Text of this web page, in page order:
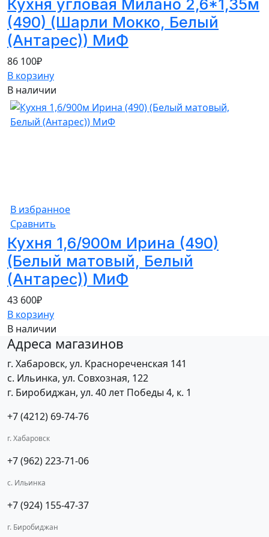
Кухня угловая Милано 2,6*1,35м
(490) (Шарли Мокко, Белый
(Антарес)) МиФ
86 100₽
В корзину
В наличии
В избранное
Сравнить
Кухня 1,6/900м Ирина (490)
(Белый матовый, Белый
(Антарес)) МиФ
43 600₽
В корзину
В наличии
Адреса магазинов
г. Хабаровск, ул. Краснореченская 141
с. Ильинка, ул. Совхозная, 122
г. Биробиджан, ул. 40 лет Победы 4, к. 1
+7 (4212) 69-74-76
г. Хабаровск
+7 (962) 223-71-06
с. Ильинка
+7 (924) 155-47-37
г. Биробиджан